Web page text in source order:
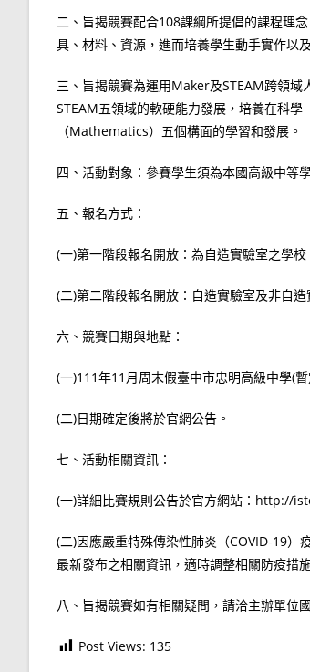
二、旨揭競賽配合108課綱所提倡的課程理
具、材料、資源，進而培養學生動手實作以
三、旨揭競賽為運用Maker及STEAM跨領域
STEAM五領域的軟硬能力發展，培養在科
（Mathematics）五個構面的學習和發展。
四、活動對象：參賽學生須為本國高級中等
五、報名方式：
(一)第一階段報名開放：為自造實驗室之學
(二)第二階段報名開放：自造實驗室及非自
六、競賽日期與地點：
(一)111年11月周末假臺中市忠明高級中學(暫
(二)日期確定後將於官網公告。
七、活動相關資訊：
(一)詳細比賽規則公告於官方網站：http://
(二)因應嚴重特殊傳染性肺炎（COVID-19
最新發布之相關資訊，適時調整相關防疫措
八、旨揭競賽如有相關疑問，請洽主辦單位
Post Views: 135